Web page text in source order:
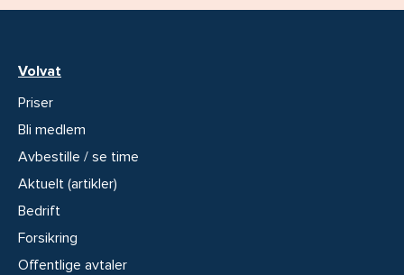
Volvat
Priser
Bli medlem
Avbestille / se time
Aktuelt (artikler)
Bedrift
Forsikring
Offentlige avtaler